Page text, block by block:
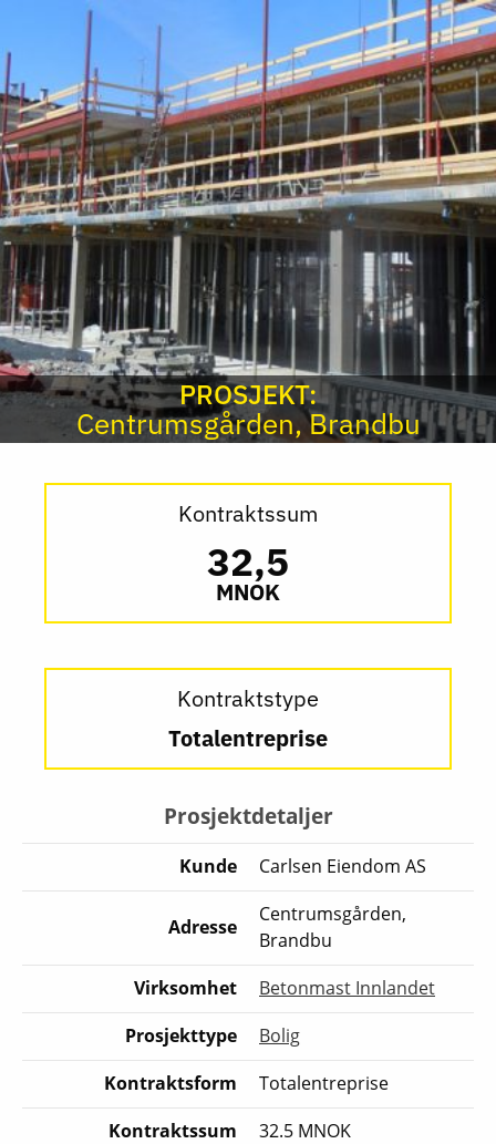
PROSJEKT:
Centrumsgården, Brandbu
Kontraktssum
32,5
MNOK
Kontraktstype
Totalentreprise
Prosjektdetaljer
Kunde Carlsen Eiendom AS
Adresse
Centrumsgården,
Brandbu
Virksomhet
Betonmast Innlandet
Prosjekttype
Bolig
Kontraktsform
Totalentreprise
Kontraktssum
32.5 MNOK